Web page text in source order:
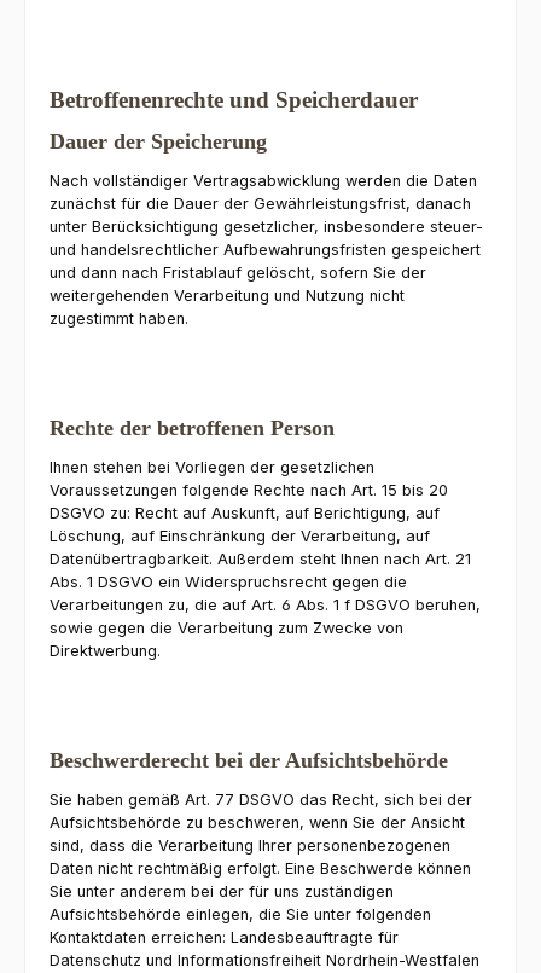
Betroffenenrechte und Speicherdauer
Dauer der Speicherung
Nach vollständiger Vertragsabwicklung werden die Daten
zunächst für die Dauer der Gewährleistungsfrist, danach
unter Berücksichtigung gesetzlicher, insbesondere steuer-
und handelsrechtlicher Aufbewahrungsfristen gespeichert
und dann nach Fristablauf gelöscht, sofern Sie der
weitergehenden Verarbeitung und Nutzung nicht
zugestimmt haben.
Rechte der betroffenen Person
Ihnen stehen bei Vorliegen der gesetzlichen
Voraussetzungen folgende Rechte nach Art. 15 bis 20
DSGVO zu: Recht auf Auskunft, auf Berichtigung, auf
Löschung, auf Einschränkung der Verarbeitung, auf
Datenübertragbarkeit. Außerdem steht Ihnen nach Art. 21
Abs. 1 DSGVO ein Widerspruchsrecht gegen die
Verarbeitungen zu, die auf Art. 6 Abs. 1 f DSGVO beruhen,
sowie gegen die Verarbeitung zum Zwecke von
Direktwerbung.
Beschwerderecht bei der Aufsichtsbehörde
Sie haben gemäß Art. 77 DSGVO das Recht, sich bei der
Aufsichtsbehörde zu beschweren, wenn Sie der Ansicht
sind, dass die Verarbeitung Ihrer personenbezogenen
Daten nicht rechtmäßig erfolgt. Eine Beschwerde können
Sie unter anderem bei der für uns zuständigen
Aufsichtsbehörde einlegen, die Sie unter folgenden
Kontaktdaten erreichen: Landesbeauftragte für
Datenschutz und Informationsfreiheit Nordrhein-Westfalen